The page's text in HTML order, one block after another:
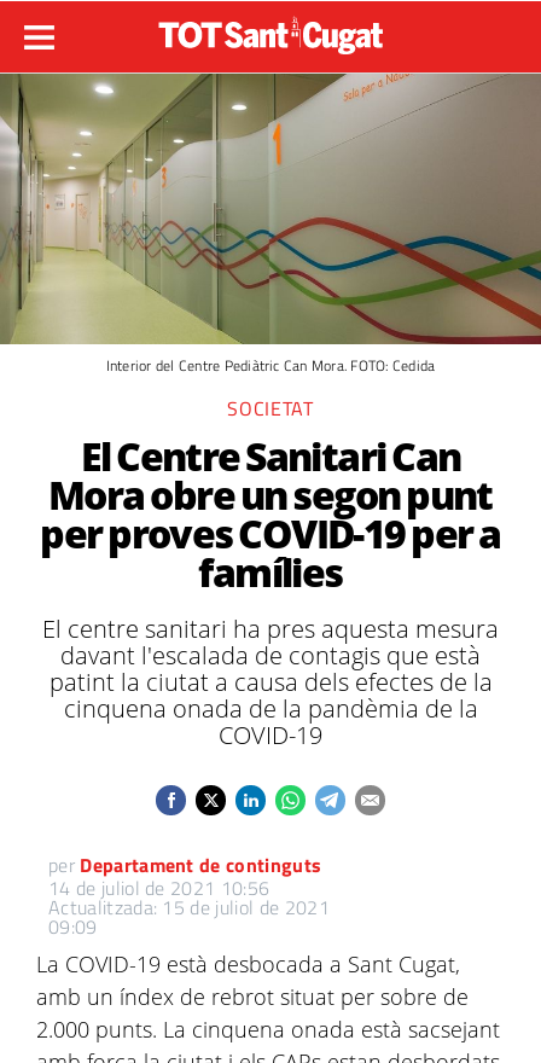
Interior del Centre Pediàtric Can Mora. FOTO: Cedida
SOCIETAT
El Centre Sanitari Can
Mora obre un segon punt
per proves COVID-19 per a
famílies
El centre sanitari ha pres aquesta mesura
davant l'escalada de contagis que està
patint la ciutat a causa dels efectes de la
cinquena onada de la pandèmia de la
COVID-19
per Departament de continguts
14 de juliol de 2021 10:56
Actualitzada: 15 de juliol de 2021
09:09
La COVID-19 està desbocada a Sant Cugat,
amb un índex de rebrot situat per sobre de
2.000 punts. La cinquena onada està sacsejant